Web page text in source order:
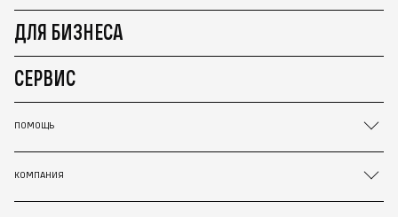
ДЛЯ БИЗНЕСА
СЕРВИС
ПОМОЩЬ
КОМПАНИЯ